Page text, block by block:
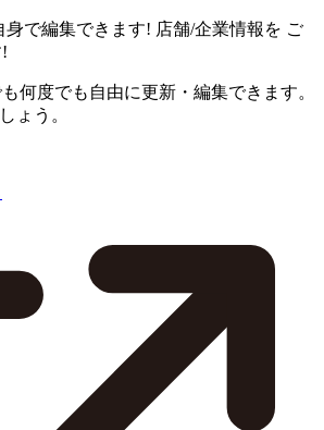
身で編集できます! 店舗/企業情報を ご
何度でも自由に更新・編集できます。
ょう。